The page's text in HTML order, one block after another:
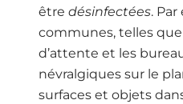
être désinfectées.
communes, telles que
d’attente et les
névralgiques sur le
surfaces et objets